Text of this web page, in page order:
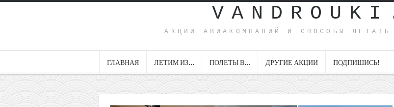
АКЦИИ АВИАКОМПАНИЙ И СПОСОБЫ ЛЕТАТЬ
ГЛАВНАЯ ЛЕТИМ ИЗ… ПОЛЕТЫ В… ДРУГИЕ АКЦИИ ПОДПИШИСЬ!